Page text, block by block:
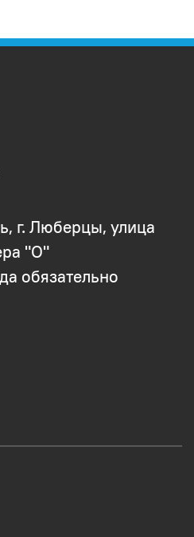
г. Люберцы, улица
"О"
обязательно